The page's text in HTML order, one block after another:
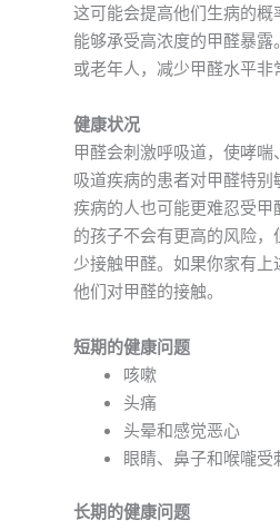
这可能会提高他们生病的概
能够承受高浓度的甲醛暴
或老年人，减少甲醛水平非
健康状况
甲醛会刺激呼吸道，使哮
吸道疾病的患者对甲醛特
疾病的人也可能更难忍受甲
的孩子不会有更高的风险
少接触甲醛。如果你家有
他们对甲醛的接触。
短期的健康问题
咳嗽
头痛
头晕和感觉恶心
眼睛、鼻子和喉嚨受
长期的健康问题